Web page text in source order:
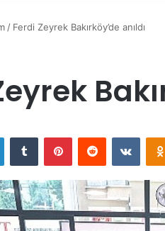
/ Ferdi Zeyrek Bakırköy’de anıldı